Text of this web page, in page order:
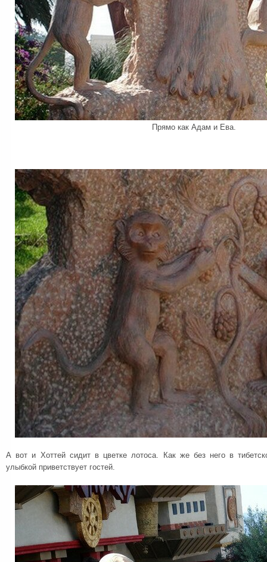
Прямо как Адам и Ева.
А вот и Хоттей сидит в цветке лотоса. Как же без него в
улыбкой приветствует гостей.